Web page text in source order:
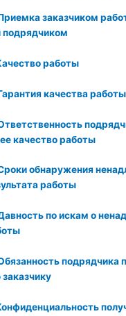
заказчиком
подрядчиком
работы
качества работы
качество работы
обнаружения
работы
по искам о
подрядчика